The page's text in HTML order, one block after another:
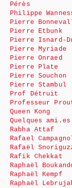
Pérès
Philippe
Pierre
Pierre Etbunk
Pierre Isnard-
Pierre Myriade
Pierre Onraed
Pierre Plate
Pierre Souchon
Pierre Stambul
Prof Détruit
Professeur
Queen Kong
Quelques
Rabha Attaf
Rafael
Rafaël
Rafik Chekkat
Raphaël
Raphaël Kempf
Raphaël